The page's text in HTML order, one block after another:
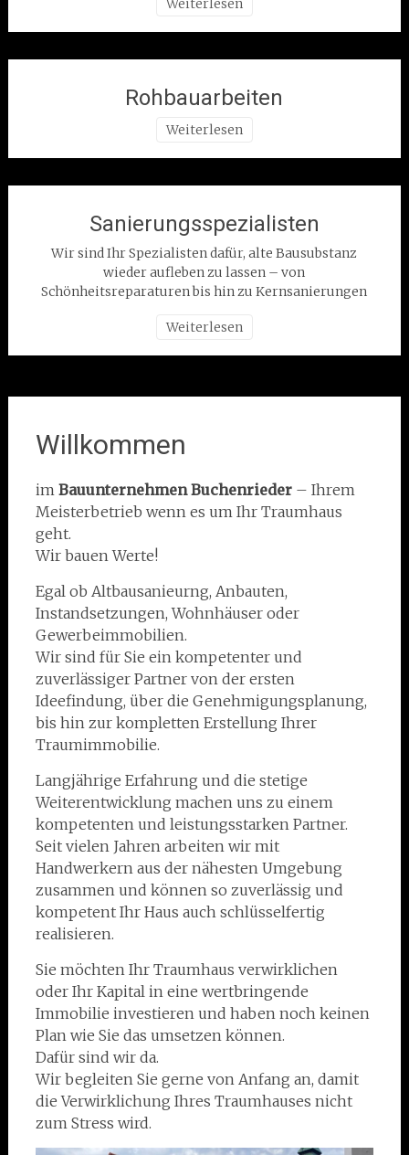
Weiterlesen
Rohbauarbeiten
Weiterlesen
Sanierungsspezialisten
Wir sind Ihr Spezialisten dafür, alte Bausubstanz
wieder aufleben zu lassen – von
Schönheitsreparaturen bis hin zu Kernsanierungen
Weiterlesen
Willkommen
im Bauunternehmen Buchenrieder– Ihrem
Meisterbetrieb wenn es um Ihr Traumhaus
geht.
Wir bauen Werte!
Egal ob Altbausanieurng, Anbauten,
Instandsetzungen, Wohnhäuser oder
Gewerbeimmobilien.
Wir sind für Sie ein kompetenter und
zuverlässiger Partner von der ersten
Ideefindung, über die Genehmigungsplanung,
bis hin zur kompletten Erstellung Ihrer
Traumimmobilie.
Langjährige Erfahrung und die stetige
Weiterentwicklung machen uns zu einem
kompetenten und leistungsstarken Partner.
Seit vielen Jahren arbeiten wir mit
Handwerkern aus der nähesten Umgebung
zusammen und können so zuverlässig und
kompetent Ihr Haus auch schlüsselfertig
realisieren.
Sie möchten Ihr Traumhaus verwirklichen
oder Ihr Kapital in eine wertbringende
Immobilie investieren und haben noch keinen
Plan wie Sie das umsetzen können.
Dafür sind wir da.
Wir begleiten Sie gerne von Anfang an, damit
die Verwirklichung Ihres Traumhauses nicht
zum Stress wird.